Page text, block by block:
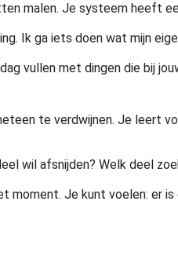
malen. Je systeem heeft
Ik ga iets doen wat mijn
vullen met dingen die bij
te verdwijnen. Je leert
wil afsnijden? Welk deel
moment. Je kunt voelen: er